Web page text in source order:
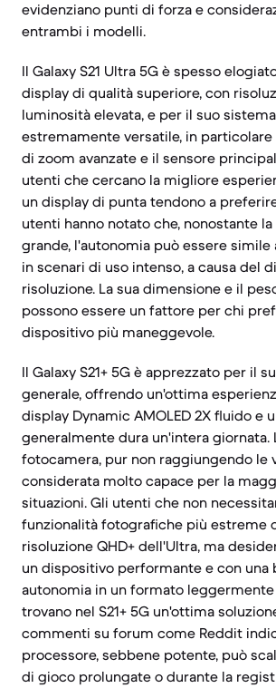
evidenziano punti di forza e
entrambi i modelli.
Il Galaxy S21 Ultra 5G è spesso
display di qualità superiore, con
luminosità elevata, e per il suo
estremamente versatile, in
di zoom avanzate e il sensore
utenti che cercano la migliore
un display di punta tendono a
utenti hanno notato che, nonostante
grande, l'autonomia può essere simile
in scenari di uso intenso, a causa del
risoluzione. La sua dimensione e il
possono essere un fattore per chi
dispositivo più maneggevole.
Il Galaxy S21+ 5G è apprezzato per il
generale, offrendo un'ottima
display Dynamic AMOLED 2X fluido e
generalmente dura un'intera giornata.
fotocamera, pur non raggiungendo le
considerata molto capace per la
situazioni. Gli utenti che non
funzionalità fotografiche più estreme
risoluzione QHD+ dell'Ultra, ma
un dispositivo performante e con una
autonomia in un formato
trovano nel S21+ 5G un'ottima
commenti su forum come Reddit
processore, sebbene potente, può
di gioco prolungate o durante la